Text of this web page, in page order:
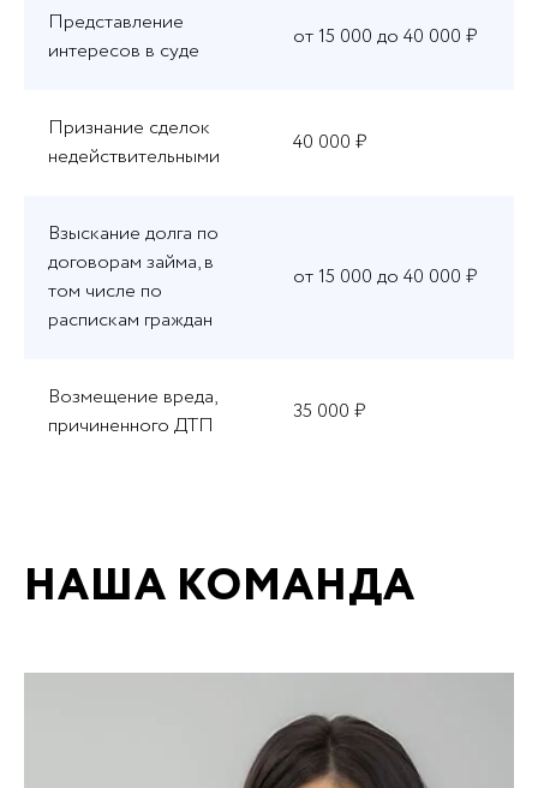
Представление
интересов в суде
от 15 000 до 40 000 ₽
Признание сделок
недействительными
40 000 ₽
Взыскание долга по
договорам займа, в
том числе по
распискам граждан
от 15 000 до 40 000 ₽
Возмещение вреда,
причиненного ДТП
35 000 ₽
НАША КОМАНДА